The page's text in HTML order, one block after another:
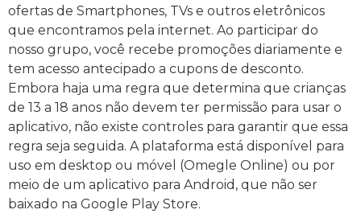
ofertas de Smartphones, TVs e outros eletrônicos
que encontramos pela internet. Ao participar do
nosso grupo, você recebe promoções diariamente e
tem acesso antecipado a cupons de desconto.
Embora haja uma regra que determina que crianças
de 13 a 18 anos não devem ter permissão para usar o
aplicativo, não existe controles para garantir que essa
regra seja seguida. A plataforma está disponível para
uso em desktop ou móvel (Omegle Online) ou por
meio de um aplicativo para Android, que não ser
baixado na Google Play Store.